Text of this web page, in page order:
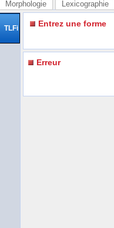
Morphologie Lexicographie
TLFi Entrez une forme
Erreur